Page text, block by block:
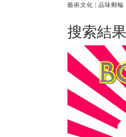
藝術文化 | 品味郵輪
搜索結果